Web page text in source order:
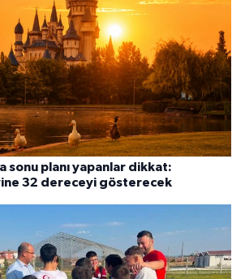
sonu planı yapanlar dikkat:
32 dereceyi gösterecek